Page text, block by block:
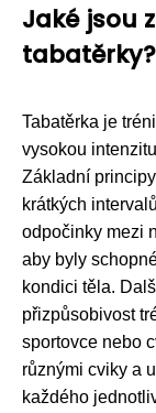
Jaké jsou
tabatěrky?
Tabatěrka je
vysokou
Základní
krátkých
odpočinky mezi
aby byly
kondici těla.
přizpůsobivost
sportovce nebo
různými cviky a
každého